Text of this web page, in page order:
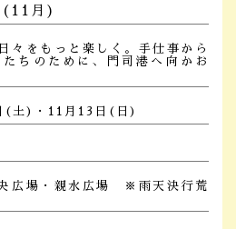
(11月)
々をもっと楽しく。手仕事から
ちのために、門司港へ向かお
(土)・11月13日(日)
広場・親水広場 ※雨天決行荒